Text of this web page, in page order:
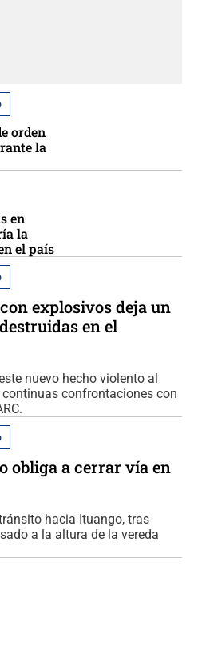
orden
la
en
la
el país
explosivos deja un
en el
nuevo hecho violento al
continuas confrontaciones con
obliga a cerrar vía en
hacia Ituango, tras
a la altura de la vereda